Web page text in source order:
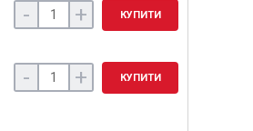
- + КУПИТИ
- + КУПИТИ